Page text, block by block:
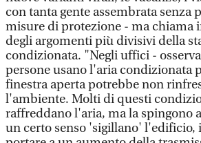
con tanta gente assembrata senza
misure di protezione - ma chiama
degli argomenti più divisivi della
condizionata. "Negli uffici -
persone usano l'aria condizionata
finestra aperta potrebbe non
l'ambiente. Molti di questi
raffreddano l'aria, ma la spingono
un certo senso 'sigillano' l'edificio,